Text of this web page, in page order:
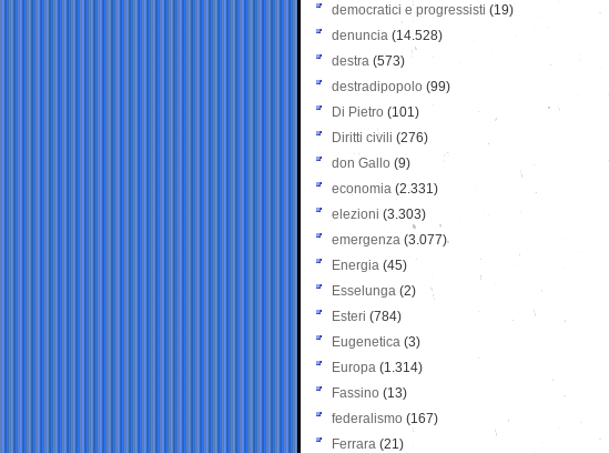
democratici e progressisti (19)
denuncia (14.528)
destra (573)
destradipopolo (99)
Di Pietro (101)
Diritti civili (276)
don Gallo (9)
economia (2.331)
elezioni (3.303)
emergenza (3.077)
Energia (45)
Esselunga (2)
Esteri (784)
Eugenetica (3)
Europa (1.314)
Fassino (13)
federalismo (167)
Ferrara (21)